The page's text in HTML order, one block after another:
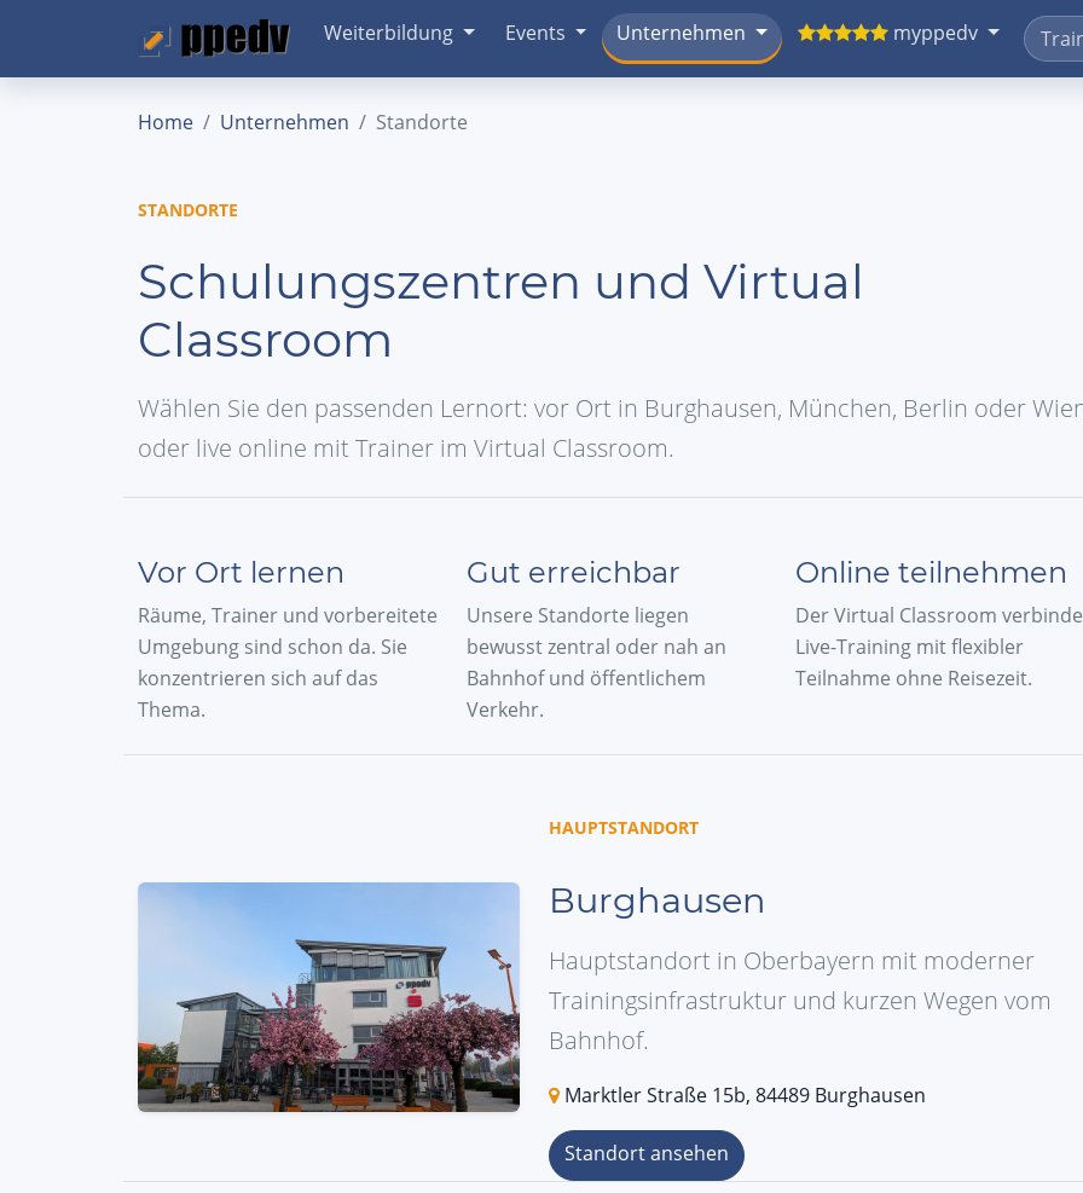
Weiterbildung Events Unternehmen myppedv
Home Unternehmen Standorte
STANDORTE
Schulungszentren und Virtual
Classroom
Wählen Sie den passenden Lernort: vor Ort in Burghausen, München, Berlin oder
oder live online mit Trainer im Virtual Classroom.
Vor Ort lernen
Räume, Trainer und vorbereitete
Umgebung sind schon da. Sie
konzentrieren sich auf das
Thema.
Gut erreichbar
Unsere Standorte liegen
bewusst zentral oder nah an
Bahnhof und öffentlichem
Verkehr.
Online teilnehmen
Der Virtual Classroom
Live-Training mit flexibler
Teilnahme ohne Reisezeit.
HAUPTSTANDORT
Burghausen
Hauptstandort in Oberbayern mit moderner
Trainingsinfrastruktur und kurzen Wegen vom
Bahnhof.
Marktler Straße 15b, 84489 Burghausen
Standort ansehen